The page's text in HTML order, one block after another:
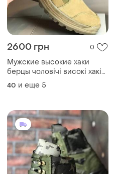
2600 грн 0
Мужские высокие хаки
берцы чоловічі високі хакі
берци
40 и еще 5